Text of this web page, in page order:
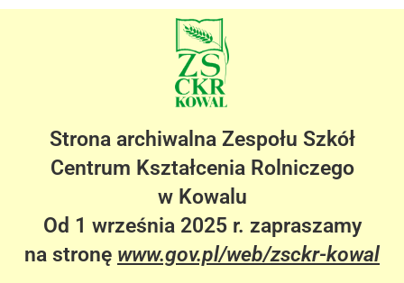
Strona archiwalna Zespołu Szkół
Centrum Kształcenia Rolniczego
w Kowalu
Od 1 września 2025 r. zapraszamy
na stronę www.gov.pl/web/zsckr-kowal